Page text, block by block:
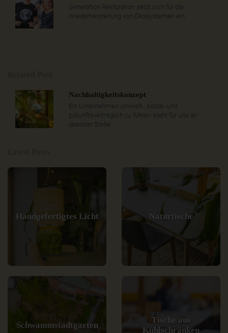
Generation Restoration setzt sich für die
Wiederherstellung von Ökosystemen ein.
Nachhaltigkeitskonzept
Ein Unternehmen umwelt-, sozial- und
zukunftsverträglich zu führen steht für uns an
oberster Stelle.
Handgefertigtes Licht Naturtische
Schwammstadtgarten
Tische aus
Kühlschränken